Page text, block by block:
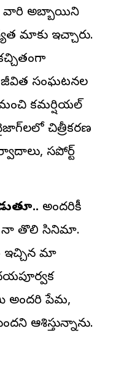
వారి అబ్బాయిని
మాకు ఇచ్చారు.
జీవిత సంఘటనల
కమర్షియల్
చిత్రీకరణ
సపోర్ట్
అందరికీ
నా తొలి సినిమా.
ఇచ్చిన మా
అందరి ప్రేమ,
ఆశిస్తున్నాను.